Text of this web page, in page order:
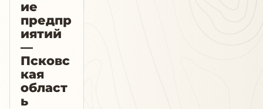
ие
предпр
иятий
—
Псковс
кая
област
ь